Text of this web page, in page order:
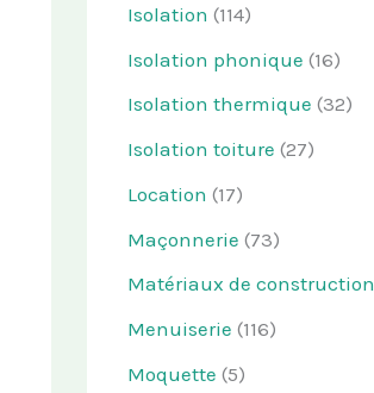
Isolation (114)
Isolation phonique (16)
Isolation thermique (32)
Isolation toiture (27)
Location (17)
Maçonnerie (73)
Matériaux de construction
Menuiserie (116)
Moquette (5)